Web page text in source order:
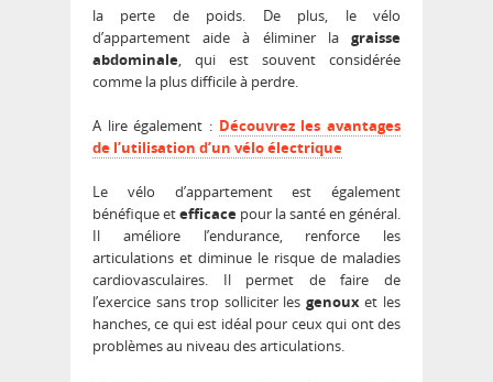
la perte de poids. De plus, le vélo
d’appartement aide à éliminer la graisse
abdominale, qui est souvent considérée
comme la plus difficile à perdre.
A lire également : Découvrez les avantages
de l’utilisation d’un vélo électrique
Le vélo d’appartement est également
bénéfique etefficace pour la santé en général.
Il améliore l’endurance, renforce les
articulations et diminue le risque de maladies
cardiovasculaires. Il permet de faire de
l’exercice sans trop solliciter les genouxet les
hanches, ce qui est idéal pour ceux qui ont des
problèmes au niveau des articulations.